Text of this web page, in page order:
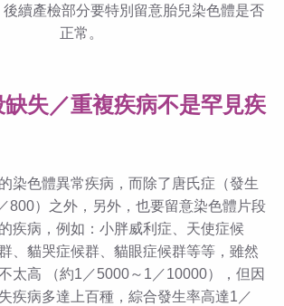
續產檢部分要特別留意胎兒染色體是否
正常。
失／重複疾病不是罕見疾
染色體異常疾病，而除了唐氏症（發生
800）之外，另外，也要留意染色體片段
疾病，例如：小胖威利症、天使症候
、貓哭症候群、貓眼症候群等等，雖然
太高 （約1／5000～1／10000），但因
疾病多達上百種，綜合發生率高達1／